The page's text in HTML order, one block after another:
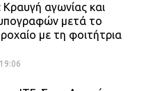
Κραυγή αγωνίας και
μετά το
με τη φοιτήτρια